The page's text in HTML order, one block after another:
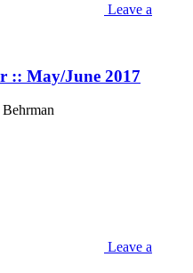
Leave a
:: May/June 2017
Leave a